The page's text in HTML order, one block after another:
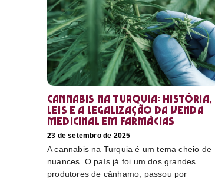
Cannabis na Turquia: história,
leis e a legalização da venda
medicinal em farmácias
23 de setembro de 2025
A cannabis na Turquia é um tema cheio de
nuances. O país já foi um dos grandes
produtores de cânhamo, passou por